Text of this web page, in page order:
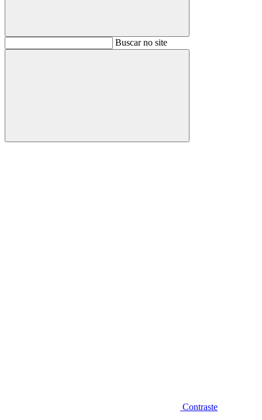
BuscarBuscar no site
Buscar
Contraste